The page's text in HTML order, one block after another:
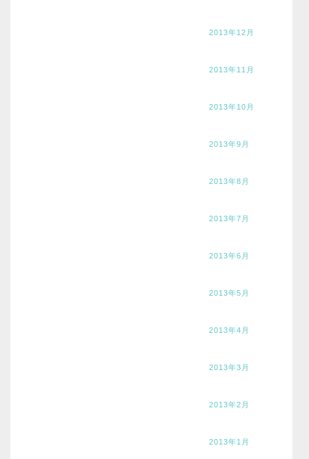
2013年12月
2013年11月
2013年10月
2013年9月
2013年8月
2013年7月
2013年6月
2013年5月
2013年4月
2013年3月
2013年2月
2013年1月